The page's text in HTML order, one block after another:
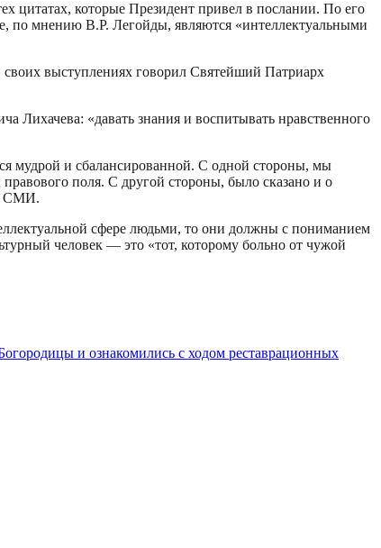
цитатах, которые Президент привел в послании. По его
по мнению В.Р. Легойды, являются «интеллектуальными
выступлениях говорил Святейший Патриарх
Лихачева: «давать знания и воспитывать нравственного
мудрой и сбалансированной. С одной стороны, мы
поля. С другой стороны, было сказано и о
СМИ.
сфере людьми, то они должны с пониманием
человек — это «тот, которому больно от чужой
и ознакомились с ходом реставрационных